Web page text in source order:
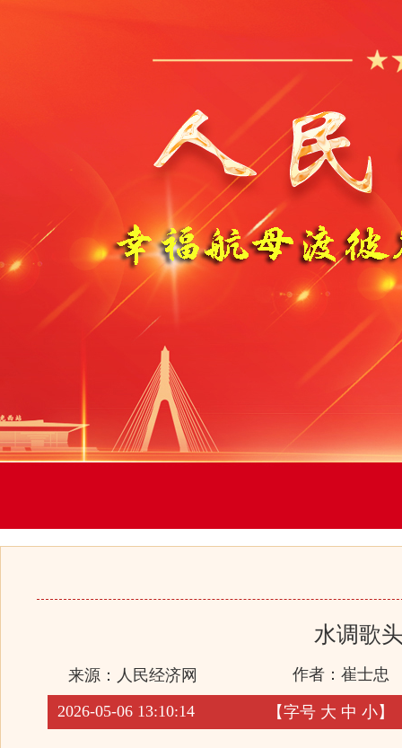
水调歌
来源： 人民经济网 作者：崔士忠
2026-05-06 13:10:14 【字号 大 中 小】